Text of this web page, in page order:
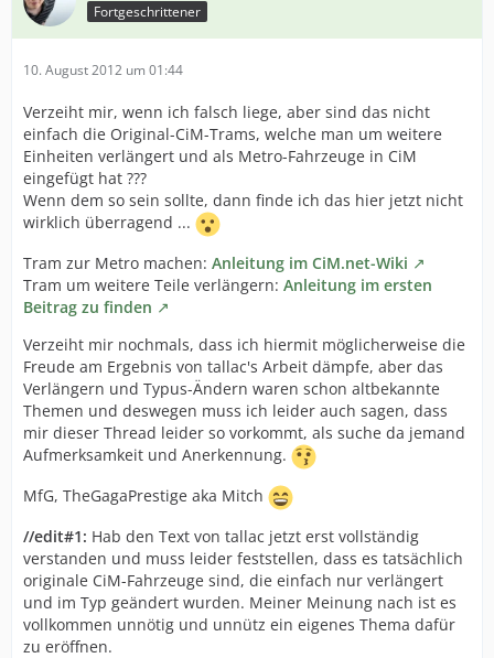
Fortgeschrittener
10. August 2012 um 01:44
Verzeiht mir, wenn ich falsch liege, aber sind das nicht
einfach die Original-CiM-Trams, welche man um weitere
Einheiten verlängert und als Metro-Fahrzeuge in CiM
eingefügt hat ???
Wenn dem so sein sollte, dann finde ich das hier jetzt nicht
wirklich überragend ...
Tram zur Metro machen: Anleitung im CiM.net-Wiki
Tram um weitere Teile verlängern: Anleitung im ersten
Beitrag zu finden
Verzeiht mir nochmals, dass ich hiermit möglicherweise die
Freude am Ergebnis von tallac's Arbeit dämpfe, aber das
Verlängern und Typus-Ändern waren schon altbekannte
Themen und deswegen muss ich leider auch sagen, dass
mir dieser Thread leider so vorkommt, als suche da jemand
Aufmerksamkeit und Anerkennung.
MfG, TheGagaPrestige aka Mitch
//edit#1: Hab den Text von tallac jetzt erst vollständig
verstanden und muss leider feststellen, dass es tatsächlich
originale CiM-Fahrzeuge sind, die einfach nur verlängert
und im Typ geändert wurden. Meiner Meinung nach ist es
vollkommen unnötig und unnütz ein eigenes Thema dafür
zu eröffnen.